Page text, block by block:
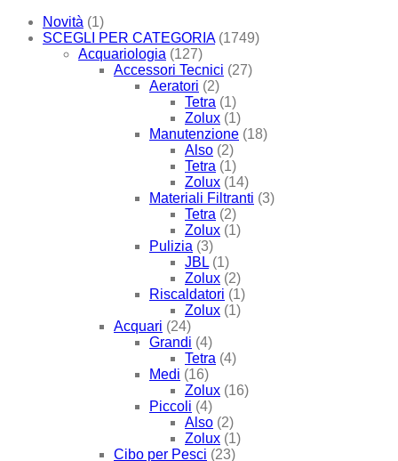
Novità (1)
SCEGLI PER CATEGORIA (1749)
Acquariologia (127)
Accessori Tecnici (27)
Aeratori (2)
Tetra (1)
Zolux (1)
Manutenzione (18)
Also (2)
Tetra (1)
Zolux (14)
Materiali Filtranti (3)
Tetra (2)
Zolux (1)
Pulizia (3)
JBL (1)
Zolux (2)
Riscaldatori (1)
Zolux (1)
Acquari (24)
Grandi (4)
Tetra (4)
Medi (16)
Zolux (16)
Piccoli (4)
Also (2)
Zolux (1)
Cibo per Pesci (23)